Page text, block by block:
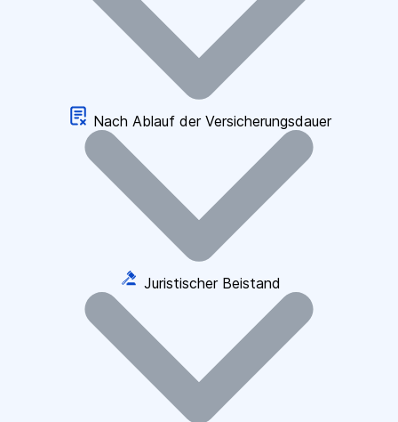
Nach Ablauf der Versicherungsdauer
Juristischer Beistand